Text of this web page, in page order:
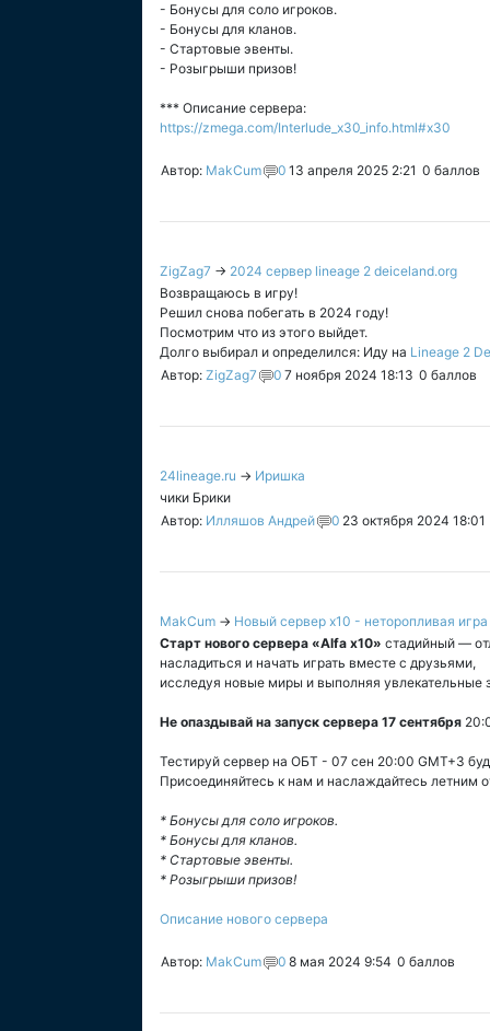
- Бонусы для соло игроков.
- Бонусы для кланов.
- Стартовые эвенты.
- Розыгрыши призов!
*** Описание сервера:
https://zmega.com/Interlude_x30_info.html#x30
Автор: MakCum 0 13 апреля 2025 2:21 0 баллов
ZigZag7 → 2024 сервер lineage 2 deiceland.org
Возвращаюсь в игру!
Решил снова побегать в 2024 году!
Посмотрим что из этого выйдет.
Долго выбирал и определился: Иду на Lineage 2
Автор: ZigZag7 0 7 ноября 2024 18:13 0 баллов
24lineage.ru → Иришка
чики Брики
Автор: Илляшов Андрей 0 23 октября 2024 18:01
MakCum → Новый сервер x10 - неторопливая
Старт нового сервера «Alfa x10» стадийный —
насладиться и начать играть вместе с друзьями,
исследуя новые миры и выполняя увлекательные
Не опаздывай на запуск сервера 17 сентября
Тестируй сервер на ОБТ - 07 сен 20:00 GMT+3
Присоединяйтесь к нам и наслаждайтесь летним
* Бонусы для соло игроков.
* Бонусы для кланов.
* Стартовые эвенты.
* Розыгрыши призов!
Описание нового сервера
Автор: MakCum 0 8 мая 2024 9:54 0 баллов